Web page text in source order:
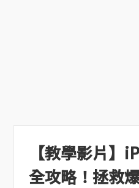
【教學影片】
全攻略！拯救